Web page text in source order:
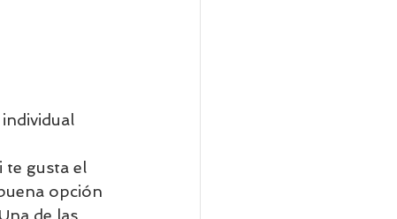
individual
te gusta el
opción